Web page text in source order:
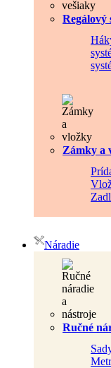
Regálový
Zámky a
Náradie
Ručné